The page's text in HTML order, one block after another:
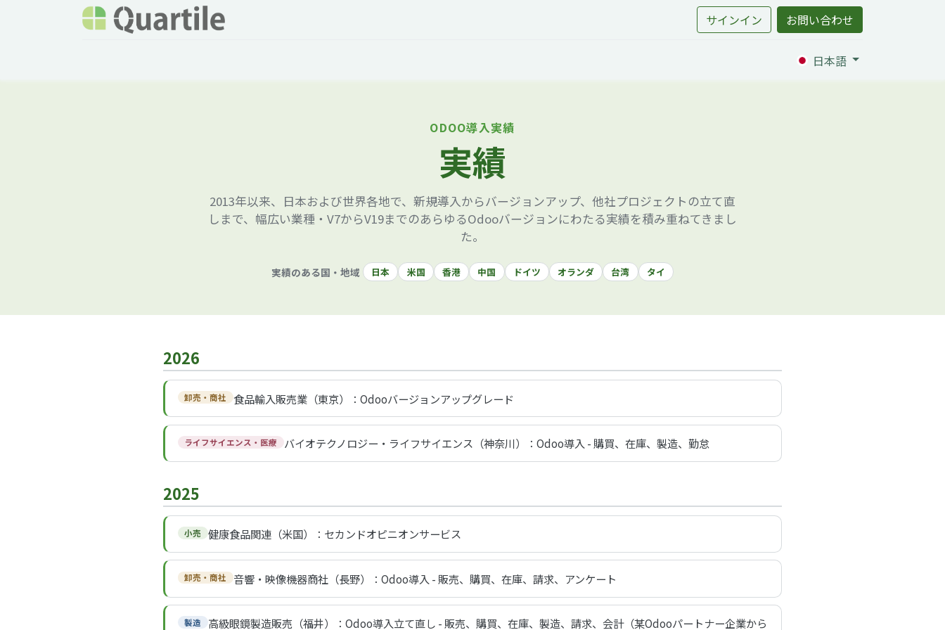
サインイン お問い合わせ
日本語
ODOO導入実績
実績
2013年以来、日本および世界各地で、新規導入からバージョンアップ、他社プロジェクトの立て直
しまで、幅広い業種・V7からV19までのあらゆるOdooバージョンにわたる実績を積み重ねてきまし
た。
実績のある国・地域 日本 米国 香港 中国 ドイツ オランダ 台湾 タイ
2026
卸売・商社 食品輸入販売業（東京）：Odooバージョンアップグレード
ライフサイエンス・医療 バイオテクノロジー・ライフサイエンス（神奈川）：Odoo導入 - 購買、在庫、製造、勤怠
2025
小売 健康食品関連（米国）：セカンドオピニオンサービス
卸売・商社 音響・映像機器商社（長野）：Odoo導入 - 販売、購買、在庫、請求、アンケート
製造 高級眼鏡製造販売（福井）：Odoo導入立て直し - 販売、購買、在庫、製造、請求、会計（某Odooパートナー企業から